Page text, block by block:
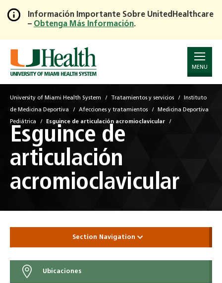
Skip
to
Main
Content
Información Importante Sobre UnitedHealthcare
– Obtenga Más Información.
MENU
University of Miami Health System Tratamientos y servicios Instituto
de Medicina Deportiva Afecciones y tratamientos Medicina Deportiva
Pediátrica Esguince de articulación acromioclavicular
Esguince de
articulación
acromioclavicular
Section Navigation
Ubicaciones